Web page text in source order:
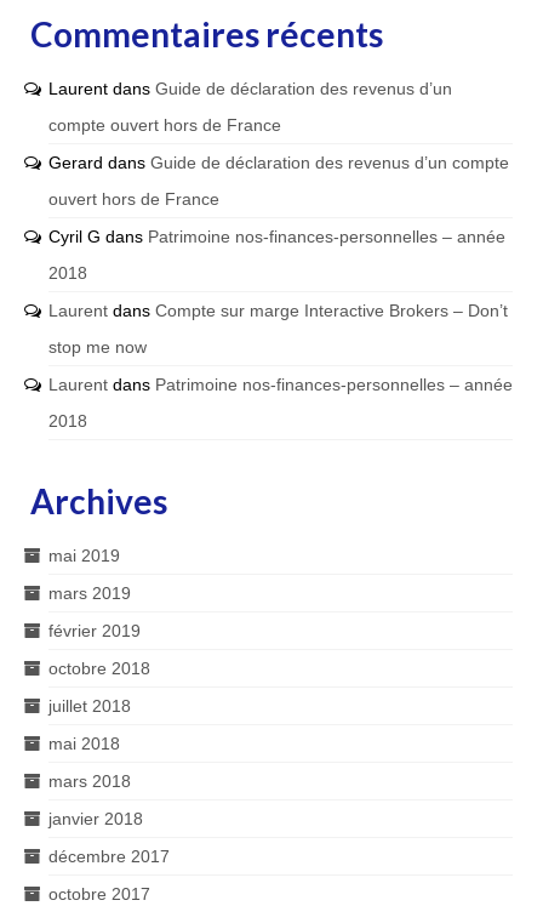
Commentaires récents
Laurent dans Guide de déclaration des revenus d’un
compte ouvert hors de France
Gerard dans Guide de déclaration des revenus d’un compte
ouvert hors de France
Cyril G dans Patrimoine nos-finances-personnelles – année
2018
Laurent dans Compte sur marge Interactive Brokers – Don’t
stop me now
Laurent dans Patrimoine nos-finances-personnelles – année
2018
Archives
mai 2019
mars 2019
février 2019
octobre 2018
juillet 2018
mai 2018
mars 2018
janvier 2018
décembre 2017
octobre 2017